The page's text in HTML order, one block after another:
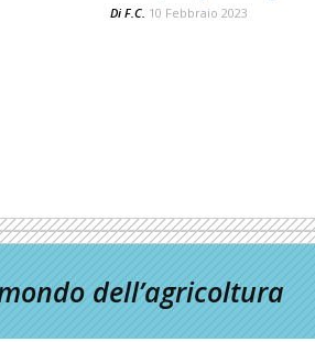
Di F.C. 10 Febbraio 2023
dell’agricoltura